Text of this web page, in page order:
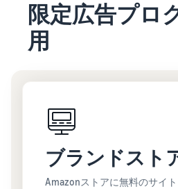
限定広告プロ
用
ブランドスト
Amazonストアに無料のサイ